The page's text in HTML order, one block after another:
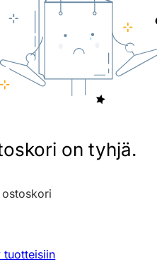
on tyhjä.
ostoskori
tuotteisiin